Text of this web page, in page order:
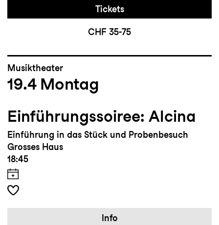
Tickets
CHF 35-75
Musiktheater
19.4 Montag
Einführungssoiree: Alcina
Einführung in das Stück und Probenbesuch
Grosses Haus
18:45
Info